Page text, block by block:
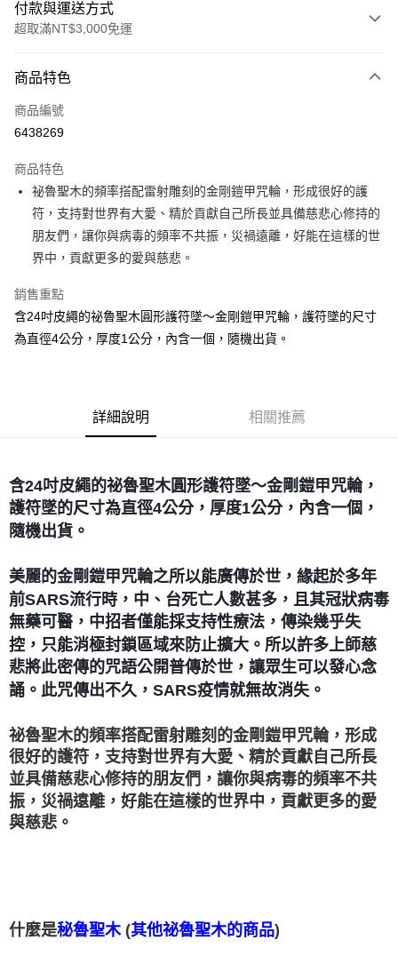
付款與運送方式
超取滿NT$3,000免運
信用卡一次付款
超商取貨付款
Apple Pay
街口支付
悠遊付
ATM付款
每筆NT$80，滿NT$3,000(含以上)免運費
每筆NT$80，滿NT$3,000(含以上)免運費
郵局幫你送（離島）
付款後門市自取
免運費
商品特色
商品編號
6438269
商品特色
祕魯聖木的頻率搭配雷射雕刻的金剛鎧甲咒輪，形成很好的護
符，支持對世界有大愛、精於貢獻自己所長並具備慈悲心修持的
朋友們，讓你與病毒的頻率不共振，災禍遠離，好能在這樣的世
界中，貢獻更多的愛與慈悲。
銷售重點
含24吋皮繩的祕魯聖木圓形護符墜～金剛鎧甲咒輪，護符墜的尺寸
為直徑4公分，厚度1公分，內含一個，隨機出貨。
詳細說明 相關推薦
含24吋皮繩的祕魯聖木圓形護符墜～金剛鎧甲咒輪，
護符墜的尺寸為直徑4公分，厚度1公分，內含一個，
隨機出貨。
美麗的金剛鎧甲咒輪之所以能廣傳於世，緣起於多年
前SARS流行時，中、台死亡人數甚多，且其冠狀病毒
無藥可醫，中招者僅能採支持性療法，傳染幾乎失
控，只能消極封鎖區域來防止擴大。所以許多上師慈
悲將此密傳的咒語公開普傳於世，讓眾生可以發心念
誦。此咒傳出不久，SARS疫情就無故消失。
祕魯聖木的頻率搭配雷射雕刻的金剛鎧甲咒輪，形成
很好的護符，支持對世界有大愛、精於貢獻自己所長
並具備慈悲心修持的朋友們，讓你與病毒的頻率不共
振，災禍遠離，好能在這樣的世界中，貢獻更多的愛
與慈悲。
什麼是秘魯聖木(其他祕魯聖木的商品)